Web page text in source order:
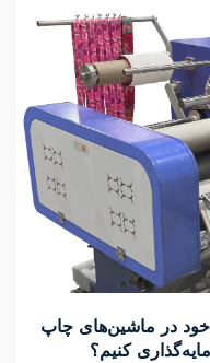
در ماشین‌های چاپ
کنیم؟